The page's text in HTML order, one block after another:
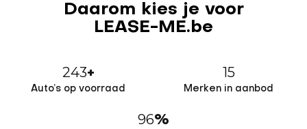
Daarom kies je voor
LEASE-ME.be
243+
Auto’s op voorraad
15
Merken in aanbod
96%